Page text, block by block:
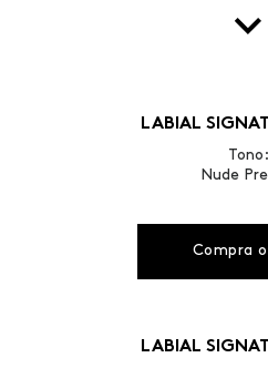
LABIAL
Tono:
Nude
Compra
LABIAL